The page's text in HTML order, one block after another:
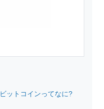
ビットコインってなに?